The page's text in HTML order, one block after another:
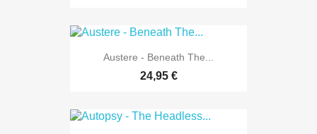
Austere - Beneath The...
24,95 €